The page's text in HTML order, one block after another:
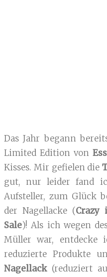
Das Jahr begann
Limited Edition von
Kisses. Mir gefielen die
gut, nur leider fand
Aufsteller, zum Glück
der Nagellacke (Crazy
Sale)! Als ich wegen
Müller war, entdecke
reduzierte Produkte
Nagellack(reduziert